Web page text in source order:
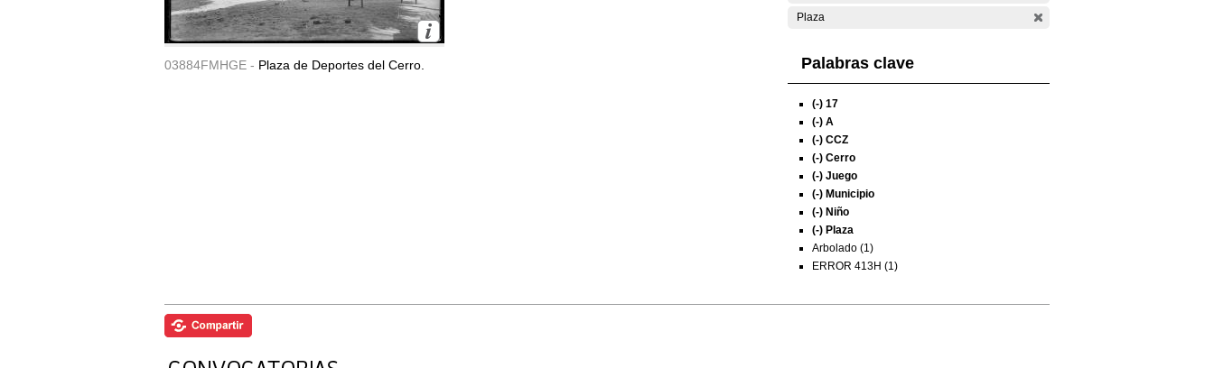
03884FMHGE - Plaza de Deportes del Cerro.
Plaza
Palabras clave
(-) 17
(-) A
(-) CCZ
(-) Cerro
(-) Juego
(-) Municipio
(-) Niño
(-) Plaza
Arbolado (1)
ERROR 413H (1)